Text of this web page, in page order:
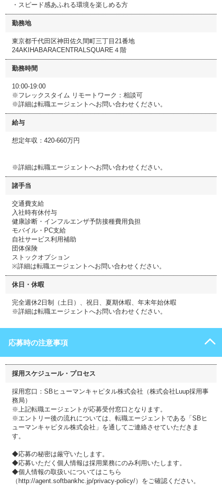
・スピード感あふれる環境を楽しめる方
勤務地
東京都千代田区神田佐久間町三丁目21番地
24AKIHABARACENTRALSQUARE４階
勤務時間
10:00-19:00
※フレックスタイム リモートワーク：相談可
※詳細は転職エージェントへお問い合わせください。
給与
想定年収：420-660万円
※詳細は転職エージェントへお問い合わせください。
諸手当
交通費支給
入社時有休付与
健康診断・インフルエンザ予防接種費用負担
モバイル・PC支給
自社サービス利用補助
団体保険
ストックオプション
※詳細は転職エージェントへお問い合わせください。
休日・休暇
完全週休2日制（土日）、祝日、夏期休暇、年末年始休暇
※詳細は転職エージェントへお問い合わせください。
応募時の注意事項
採用スケジュール・プロセス
採用窓口：SBヒューマンキャピタル株式会社（株式会社Luup採用事
務局）
※上記転職エージェントが応募受付窓口となります。
※エントリー後の流れについては、転職エージェントである「SBヒ
ューマンキャピタル株式会社」を通してご連絡させていただきま
す。
◆応募の秘密は厳守いたします。
◆応募いただく個人情報は採用業務にのみ利用いたします。
◆個人情報の取扱いについてはこちら
（http://agent.softbankhc.jp/privacy-policy/）をご確認ください。